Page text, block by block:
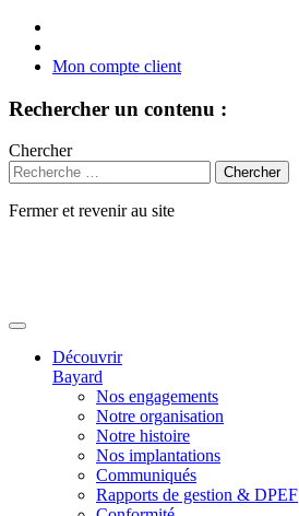
Mon compte client
Rechercher un contenu :
Chercher
Fermer et revenir au site
Découvrir
Bayard
Nos engagements
Notre organisation
Notre histoire
Nos implantations
Communiqués
Rapports de gestion & DPEF